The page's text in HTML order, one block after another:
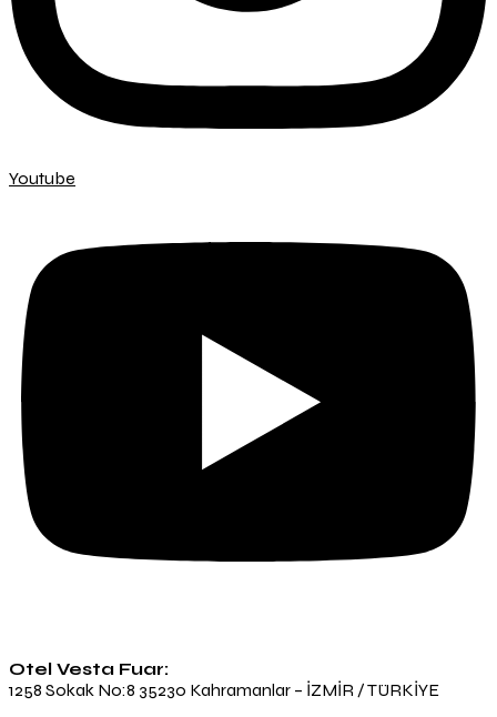
Youtube
Otel Vesta Fuar:
1258 Sokak No:8 35230 Kahramanlar – İZMİR / TÜRKİYE